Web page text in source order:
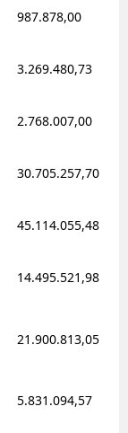
987.878,00
3.269.480,73
2.768.007,00
30.705.257,70
45.114.055,48
14.495.521,98
21.900.813,05
5.831.094,57